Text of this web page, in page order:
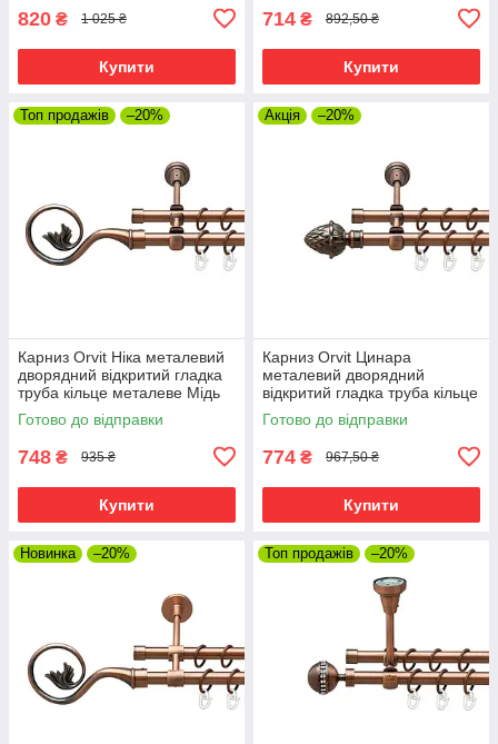
820 ₴ 1 025 ₴
Купити
714 ₴ 892,50 ₴
Купити
Топ продажів –20%
Карниз Orvit Ніка металевий
дворядний відкритий гладка
труба кільце металеве Мідь
16\16 мм 120 см (00-
00020672)
Готово до відправки
748 ₴ 935 ₴
Купити
Акція –20%
Карниз Orvit Цинара
металевий дворядний
відкритий гладка труба кільце
металеве Мідь 16\16 мм 120
см (00-00020770)
Готово до відправки
774 ₴ 967,50 ₴
Купити
Новинка –20% Топ продажів –20%